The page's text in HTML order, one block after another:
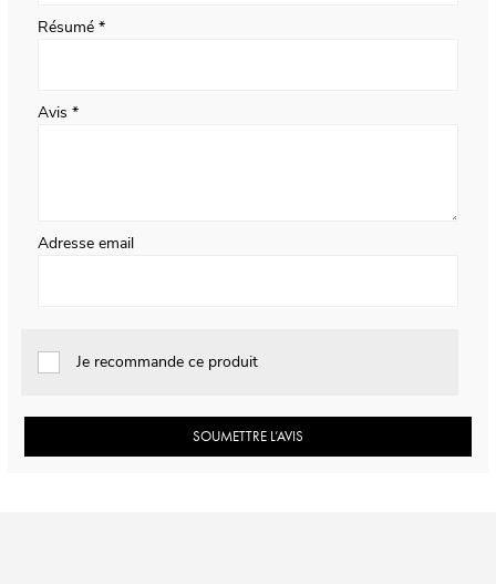
Résumé
Avis
Adresse email
Je recommande ce produit
SOUMETTRE L’AVIS